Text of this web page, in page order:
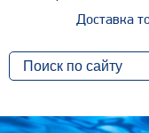
Доставка